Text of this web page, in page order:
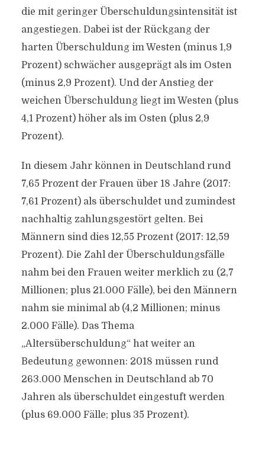
die mit geringer Überschuldungsintensität ist
angestiegen. Dabei ist der Rückgang der
harten Überschuldung im Westen (minus 1,9
Prozent) schwächer ausgeprägt als im Osten
(minus 2,9 Prozent). Und der Anstieg der
weichen Überschuldung liegt im Westen (plus
4,1 Prozent) höher als im Osten (plus 2,9
Prozent).
In diesem Jahr können in Deutschland rund
7,65 Prozent der Frauen über 18 Jahre (2017:
7,61 Prozent) als überschuldet und zumindest
nachhaltig zahlungsgestört gelten. Bei
Männern sind dies 12,55 Prozent (2017: 12,59
Prozent). Die Zahl der Überschuldungsfälle
nahm bei den Frauen weiter merklich zu (2,7
Millionen; plus 21.000 Fälle), bei den Männern
nahm sie minimal ab (4,2 Millionen; minus
2.000 Fälle). Das Thema
„Altersüberschuldung“ hat weiter an
Bedeutung gewonnen: 2018 müssen rund
263.000 Menschen in Deutschland ab 70
Jahren als überschuldet eingestuft werden
(plus 69.000 Fälle; plus 35 Prozent).